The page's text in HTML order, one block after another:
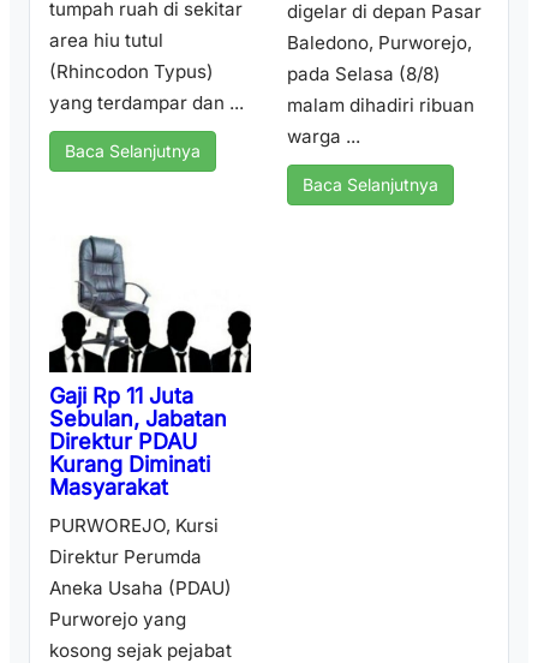
tumpah ruah di sekitar
area hiu tutul
(Rhincodon Typus)
yang terdampar dan ...
Baca Selanjutnya
digelar di depan Pasar
Baledono, Purworejo,
pada Selasa (8/8)
malam dihadiri ribuan
warga ...
Baca Selanjutnya
Gaji Rp 11 Juta
Sebulan, Jabatan
Direktur PDAU
Kurang Diminati
Masyarakat
PURWOREJO, Kursi
Direktur Perumda
Aneka Usaha (PDAU)
Purworejo yang
kosong sejak pejabat